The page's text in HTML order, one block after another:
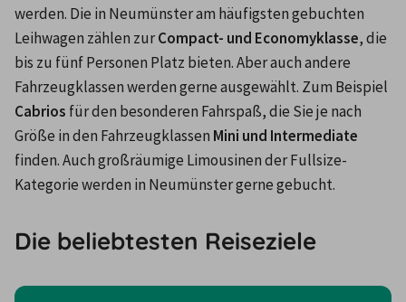
werden. Die in Neumünster am häufigsten gebuchten
Leihwagen zählen zur Compact- und Economyklasse, die
bis zu fünf Personen Platz bieten. Aber auch andere
Cabrios für den besonderen Fahrspaß, die Sie je nach
Größe in den Fahrzeugklassen
finden. Auch großräumige Limousinen der Fullsize-
Kategorie werden in Neumünster gerne gebucht.
Die beliebtesten Reiseziele